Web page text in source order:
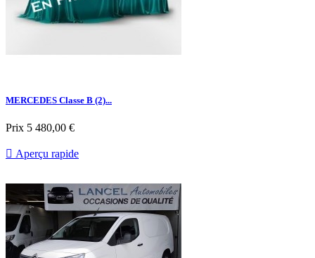
MERCEDES Classe B (2)...
Prix 5 480,00 €
 Aperçu rapide